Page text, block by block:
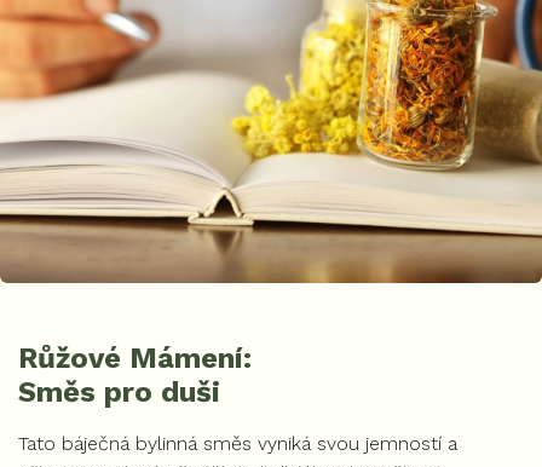
Růžové Mámení:
Směs pro duši
Tato báječná bylinná směs vyniká svou jemností a